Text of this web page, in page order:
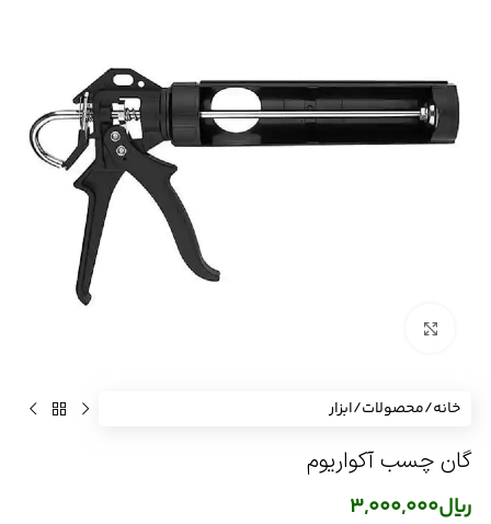
خانه/محصولات/ابزار
گان چسب آکواریوم
ریال3,000,000